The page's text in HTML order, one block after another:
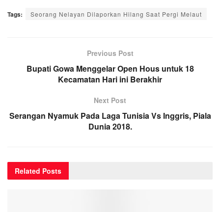
Tags: Seorang Nelayan Dilaporkan Hilang Saat Pergi Melaut
Previous Post
Bupati Gowa Menggelar Open Hous untuk 18
Kecamatan Hari ini Berakhir
Next Post
Serangan Nyamuk Pada Laga Tunisia Vs Inggris, Piala
Dunia 2018.
Related Posts